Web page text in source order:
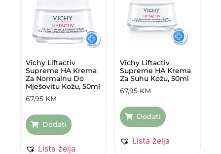
Vichy Liftactiv
Supreme HA Krema
Za Normalnu Do
Mješovitu Kožu, 50ml
67,95 KM
Dodati
Lista želja
Vichy Liftactiv
Supreme HA Krema
Za Suhu Kožu, 50ml
67,95 KM
Dodati
Lista želja